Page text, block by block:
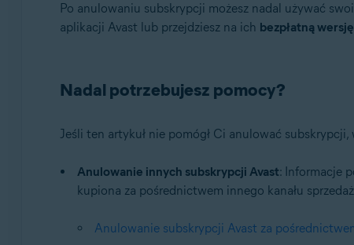
Po anulowaniu subskrypcji możesz nadal używać
aplikacji Avast lub przejdziesz na ich bezpłatną wersję
Nadal potrzebujesz pomocy?
Jeśli ten artykuł nie pomógł Ci anulować
Anulowanie innych subskrypcji Avast: Informacje
kupiona za pośrednictwem innego kanału
Anulowanie subskrypcji Avast za